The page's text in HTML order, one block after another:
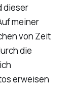
dieser
meiner
von Zeit
die
erweisen